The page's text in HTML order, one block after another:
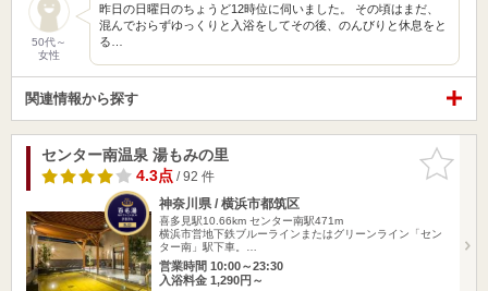
50代～
女性
昨日の日曜日のちょうど12時位に伺いました。 その頃はまだ、
混んでおらずゆっくりと入浴をしてその後、のんびりと休息をと
る…
関連情報から探す
お気に入
りに追加
センター南温泉 湯もみの里
4.3点/ 92 件
神奈川県 / 横浜市都筑区
喜多見駅10.66km センター南駅471m
横浜市営地下鉄ブルーラインまたはグリーンライン「セン
ター南」駅下車。…
営業時間 10:00～23:30
入浴料金 1,290円～